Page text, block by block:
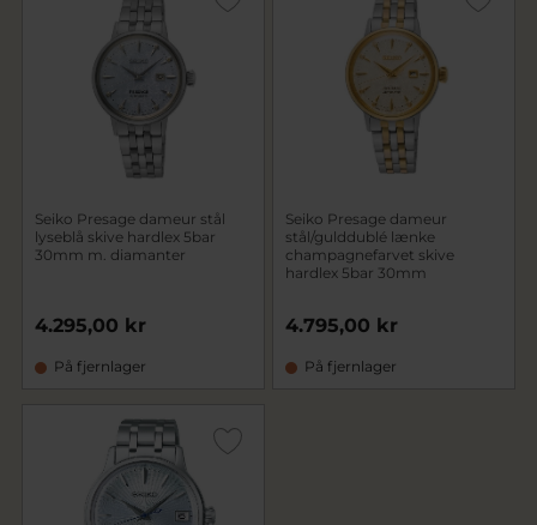
Seiko Presage dameur stål
lyseblå skive hardlex 5bar
30mm m. diamanter
4.295,00 kr
På fjernlager
Seiko Presage dameur
stål/gulddublé lænke
champagnefarvet skive
hardlex 5bar 30mm
4.795,00 kr
På fjernlager